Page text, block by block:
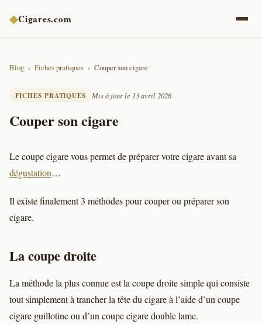
◆Cigares.com
Blog Fiches pratiques Couper son cigare
FICHES PRATIQUES Mis à jour le 13 avril 2026
Couper son cigare
Le coupe cigare vous permet de préparer votre cigare avant sa
dégustation…
Il existe finalement 3 méthodes pour couper ou préparer son
cigare.
La coupe droite
La méthode la plus connue est la coupe droite simple qui consiste
tout simplement à trancher la tête du cigare à l’aide d’un coupe
cigare guillotine ou d’un coupe cigare double lame.